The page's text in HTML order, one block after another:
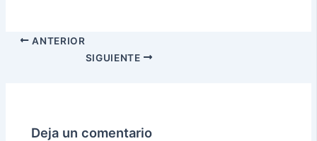
ANTERIOR
SIGUIENTE
Deja un comentario